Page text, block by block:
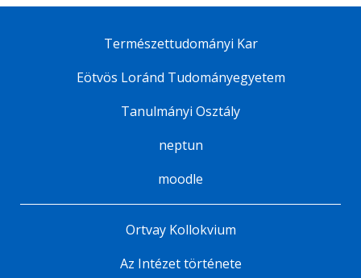
Természettudományi Kar
Eötvös Loránd Tudományegyetem
Tanulmányi Osztály
neptun
moodle
Ortvay Kollokvium
Az Intézet története